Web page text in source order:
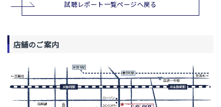
試聴レポート一覧ページへ戻る
店舗のご案内